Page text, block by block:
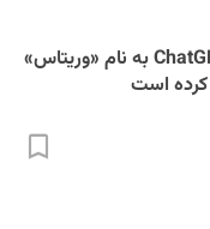
اپل اپلیکیشنی شبیه به ChatGPT به نام «وریتاس»
کرده است